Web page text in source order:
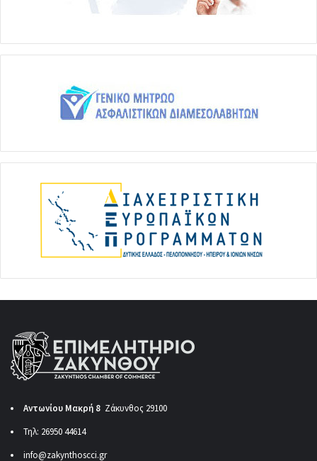
Αντωνίου Μακρή 8 Ζάκυνθος 29100
Τηλ: 26950 44614
info@zakynthoscci.gr